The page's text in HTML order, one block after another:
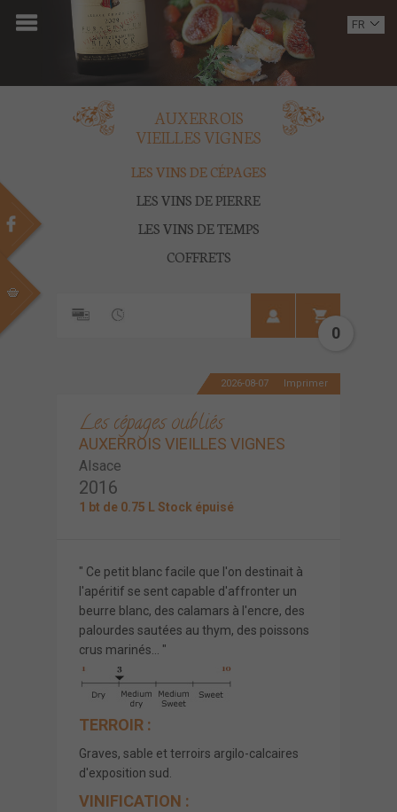
ACCUEIL
DOMAINE
VINS
MULTIMEDIA
CONTACT
FR
AUXERROIS
VIEILLES VIGNES
LES VINS DE CÉPAGES
LES VINS DE PIERRE
LES VINS DE TEMPS
COFFRETS
0
2026-08-07 Imprimer
Les cépages oubliés
AUXERROIS VIEILLES VIGNES
Alsace
2016
1 bt de 0.75 L Stock épuisé
" Ce petit blanc facile que l'on destinait à
l'apéritif se sent capable d'affronter un
beurre blanc, des calamars à l'encre, des
palourdes sautées au thym, des poissons
crus marinés... "
TERROIR :
Graves, sable et terroirs argilo-calcaires
d'exposition sud.
VINIFICATION :